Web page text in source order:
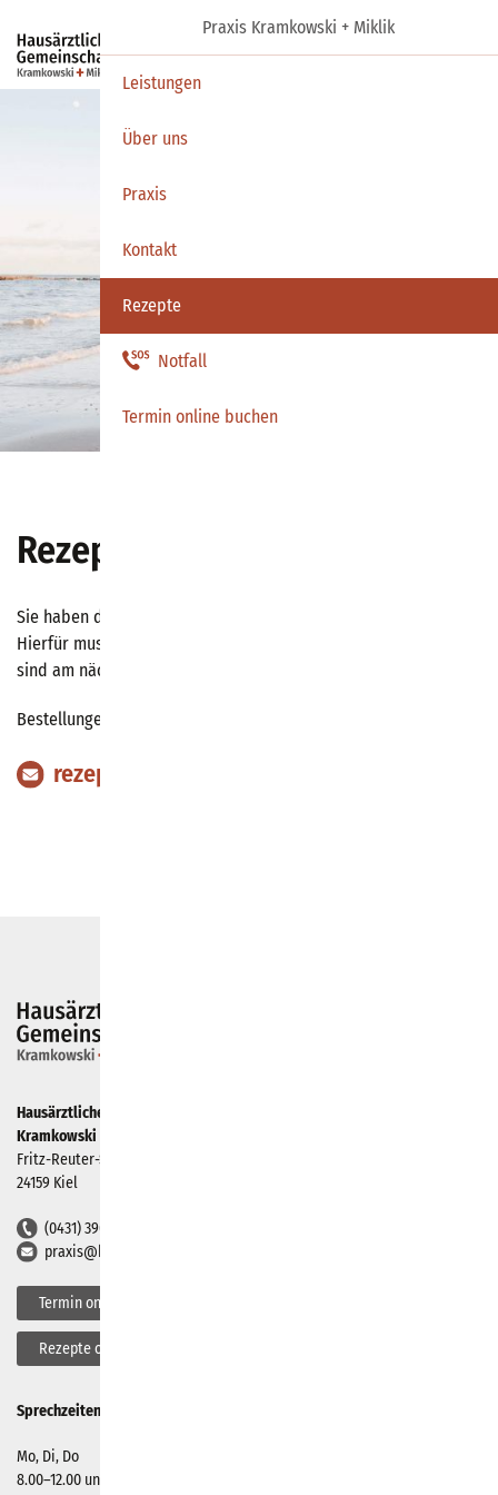
Rezepte online bestellen
Sie haben die Möglichkeit, Rezepte per Mail anzufordern.
Hierfür muss die Karte vorher eingelesen sein. Die Rezepte
sind am nächsten Werktag verfügbar.
Bestellungen bitte an:
rezept@kielmed.de
Hausärztliche Gemeinschaftspraxis
Kramkowski + Miklik
Fritz-Reuter-Straße 90
24159 Kiel
(0431) 39021
praxis@kielmed.de
Termin online buchen
Rezepte online bestellen
Sprechzeiten
Mo, Di, Do
8.00–12.00 und 16.00–18.00 Uhr
Praxis Kramkowski + Miklik
Leistungen
Über uns
Praxis
Kontakt
Rezepte
Notfall
Termin online buchen